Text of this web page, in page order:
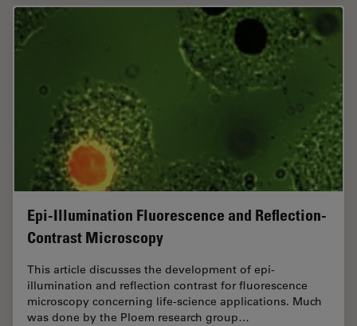
Epi-Illumination Fluorescence and Reflection-
Contrast Microscopy
This article discusses the development of epi-
illumination and reflection contrast for fluorescence
microscopy concerning life-science applications. Much
was done by the Ploem research group…